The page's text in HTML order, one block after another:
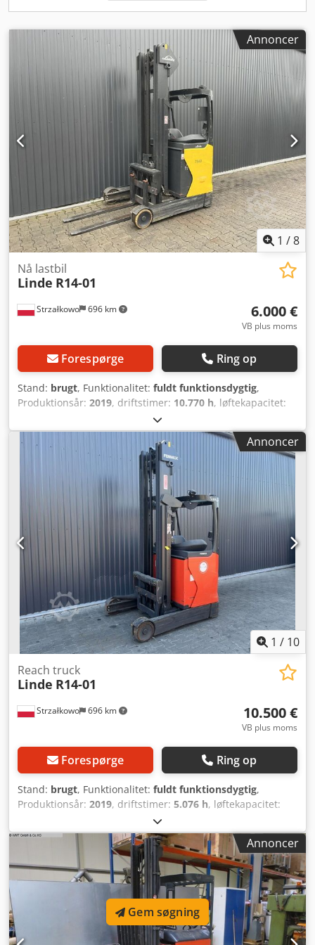
Annoncer
1 /8
Strzałkowo 696 km
Nå lastbil
Linde R14-01
6.000 €
VB plus moms
Forespørge Ring op
Stand: brugt, Funktionalitet: fuldt funktionsdygtig,
Produktionsår: 2019, driftstimer: 10.770 h, løftekapacitet:
6.660 mm
brændstoftype:elektrisk, mastetype:triplex,
bygningshøjde:
, drivtype:
, Reachtruck
ISO-klasse: ISO klasse 2 = 1.000 - 2.500 kg Dkjdpfx
Apoxthnaewor Masttype: Triplex Stand: Klar til brug og
fuldt funktionsdygtig Teknisk stand: God Batteri volt: 48V
Batteri årgang: 2019 Sideskifter,
Annoncer
1 / 10
Strzałkowo 696 km
Reach truck
Linde R14-01
10.500 €
VB plus moms
Forespørge Ring op
Stand: brugt, Funktionalitet: fuldt funktionsdygtig,
Produktionsår: 2019, driftstimer: 5.076 h, løftekapacitet:
6.960 mm
brændstoftype:elektrisk, mastetype:triplex,
bygningshøjde:
2.910 mm, drivtype:Elektro
, Reachtruck
ISO-klasse: ISO klasse 2 = 1.000 - 2.500 kg Dkjdsy E Duvjpfx
Apwjr Masttype: Triplex Stand: Klar til brug og fuldt
funktionsdygtig Teknisk stand: god Batteri volt: 48V
Annoncer
Gem søgning